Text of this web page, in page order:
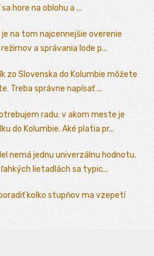
hore na oblohu a ...
na tom najcennejšie overenie
a správania lode p...
zo Slovenska do Kolumbie môžete
Treba správne napísať ...
radu: v akom meste je
do Kolumbie. Aké platia pr...
nemá jednu univerzálnu hodnotu.
lietadlách sa typic...
kolko stupňov ma vzepetí